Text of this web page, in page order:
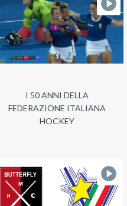
I 50 ANNI DELLA
FEDERAZIONE ITALIANA
HOCKEY